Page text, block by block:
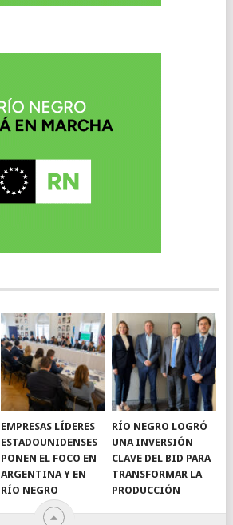
EMPRESAS LÍDERES
ESTADOUNIDENSES
PONEN EL FOCO EN
ARGENTINA Y EN
RÍO NEGRO
RÍO NEGRO LOGRÓ
UNA INVERSIÓN
CLAVE DEL BID PARA
TRANSFORMAR LA
PRODUCCIÓN